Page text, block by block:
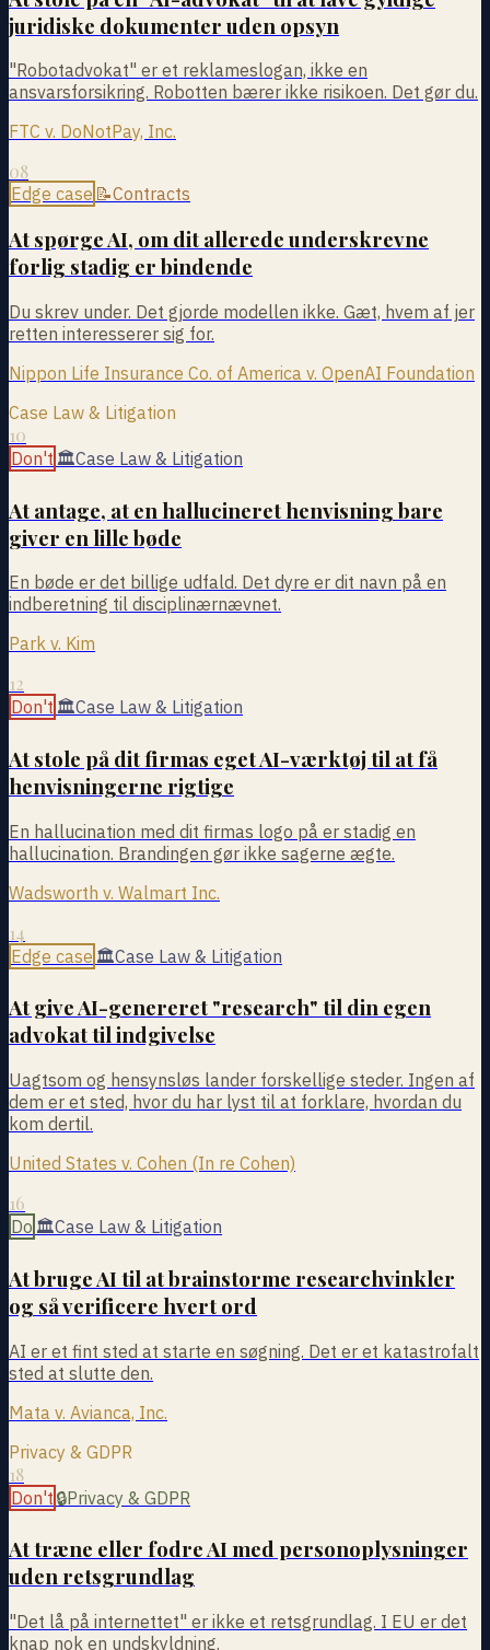
juridiske dokumenter uden opsyn
"Robotadvokat" er et reklameslogan, ikke en
ansvarsforsikring. Robotten bærer ikke risikoen. Det gør du.
FTC v. DoNotPay, Inc.
08
Edge case 📝Contracts
At spørge AI, om dit allerede underskrevne
forlig stadig er bindende
Du skrev under. Det gjorde modellen ikke. Gæt, hvem af jer
retten interesserer sig for.
Nippon Life Insurance Co. of America v. OpenAI Foundation
Case Law & Litigation
10
Don't 🏛Case Law & Litigation
At antage, at en hallucineret henvisning bare
giver en lille bøde
En bøde er det billige udfald. Det dyre er dit navn på en
indberetning til disciplinærnævnet.
Park v. Kim
12
Don't 🏛Case Law & Litigation
At stole på dit firmas eget AI-værktøj til at få
henvisningerne rigtige
En hallucination med dit firmas logo på er stadig en
hallucination. Brandingen gør ikke sagerne ægte.
Wadsworth v. Walmart Inc.
14
Edge case 🏛Case Law & Litigation
At give AI-genereret "research" til din egen
advokat til indgivelse
Uagtsom og hensynsløs lander forskellige steder. Ingen af
dem er et sted, hvor du har lyst til at forklare, hvordan du
kom dertil.
United States v. Cohen (In re Cohen)
16
Do 🏛Case Law & Litigation
At bruge AI til at brainstorme researchvinkler
og så verificere hvert ord
AI er et fint sted at starte en søgning. Det er et katastrofalt
sted at slutte den.
Mata v. Avianca, Inc.
Privacy & GDPR
18
Don't 🔒Privacy & GDPR
At træne eller fodre AI med personoplysninger
uden retsgrundlag
"Det lå på internettet" er ikke et retsgrundlag. I EU er det
knap nok en undskyldning.